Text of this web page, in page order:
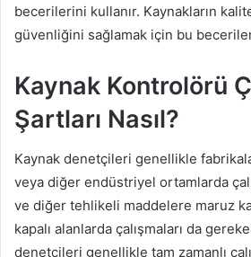
becerilerini kullanır. Kaynakların
güvenliğini sağlamak için bu
Kaynak Kontrolörü
Şartları Nasıl?
Kaynak denetçileri genellikle
veya diğer endüstriyel ortamlarda
ve diğer tehlikeli maddelere maruz
kapalı alanlarda çalışmaları da
denetçileri genellikle tam zamanlı